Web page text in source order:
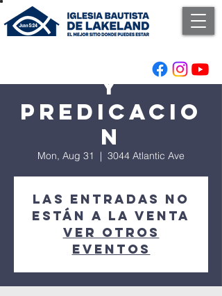
Adoracion
y
Predicacio
n
Mon, Aug 31
  |
3044 Atlantic Ave
Las entradas no
están a la venta
Ver otros
eventos